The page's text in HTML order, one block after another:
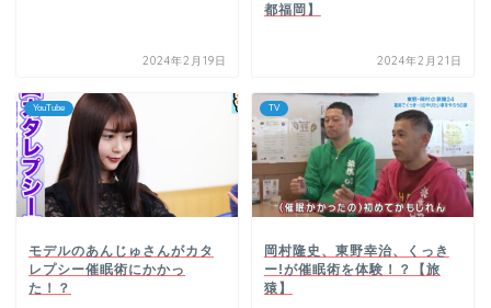
2024年2月19日
都福岡】
2024年2月21日
YouTube
モデルのあんじゅさんがカタ
レプシー催眠術にかかっ
た！？
TV
岡村隆史、東野幸治、くっき
ー!が催眠術を体験！？【旅
猿】